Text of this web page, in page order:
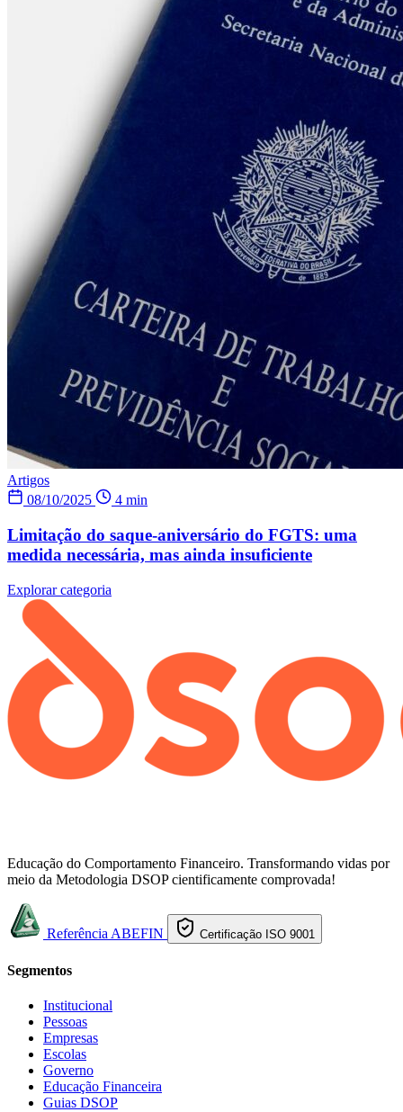
Artigos
08/10/2025
4 min
Limitação do saque-aniversário do FGTS: uma
medida necessária, mas ainda insuficiente
Explorar categoria
Educação do Comportamento Financeiro. Transformando vidas por
meio da Metodologia DSOP cientificamente comprovada!
Referência ABEFIN Certificação ISO 9001
Segmentos
Institucional
Pessoas
Empresas
Escolas
Governo
Educação Financeira
Guias DSOP